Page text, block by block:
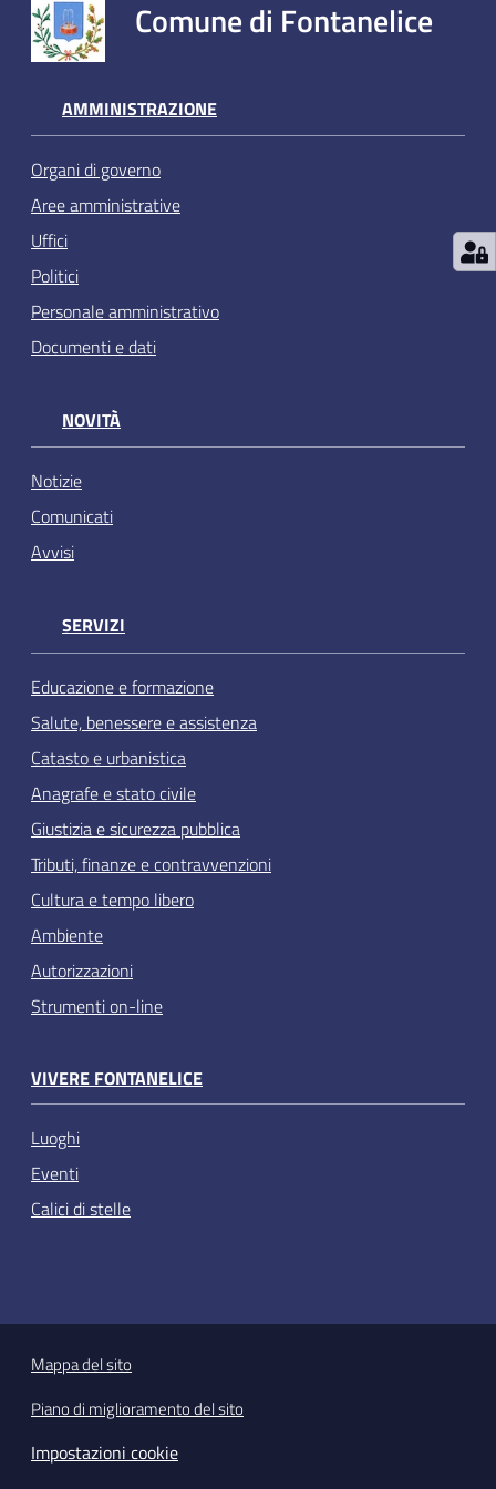
Comune di Fontanelice
AMMINISTRAZIONE
Organi di governo
Aree amministrative
Uffici
Politici
Personale amministrativo
Documenti e dati
NOVITÀ
Notizie
Comunicati
Avvisi
SERVIZI
Educazione e formazione
Salute, benessere e assistenza
Catasto e urbanistica
Anagrafe e stato civile
Giustizia e sicurezza pubblica
Tributi, finanze e contravvenzioni
Cultura e tempo libero
Ambiente
Autorizzazioni
Strumenti on-line
VIVERE FONTANELICE
Luoghi
Eventi
Calici di stelle
Mappa del sito
Piano di miglioramento del sito
Impostazioni cookie